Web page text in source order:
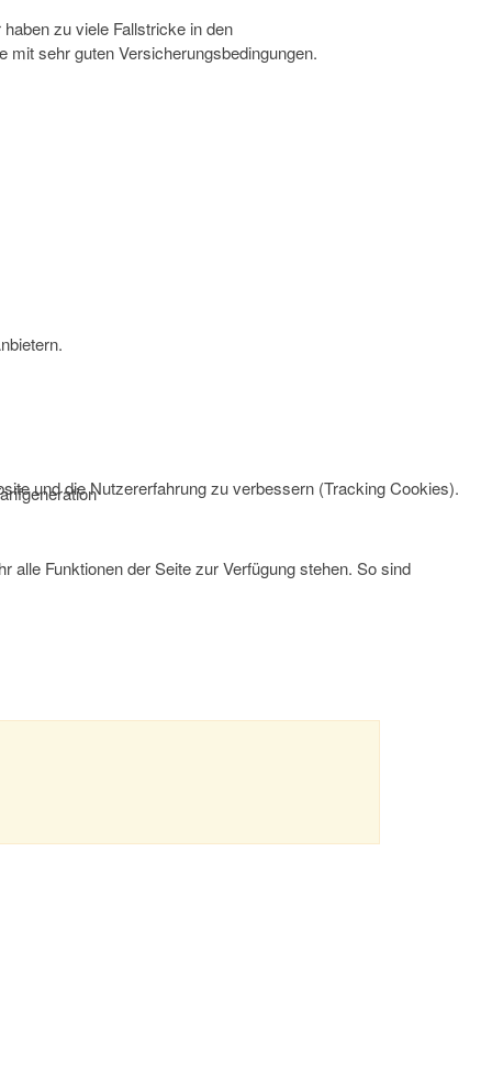
zu viele Fallstricke in den
sehr guten Versicherungsbedingungen.
und die Nutzererfahrung zu verbessern (Tracking Cookies).
Funktionen der Seite zur Verfügung stehen. So sind